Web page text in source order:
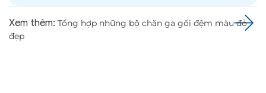
Xem thêm: Tổng hợp những bộ chăn ga gối đệm màu đỏ
đẹp